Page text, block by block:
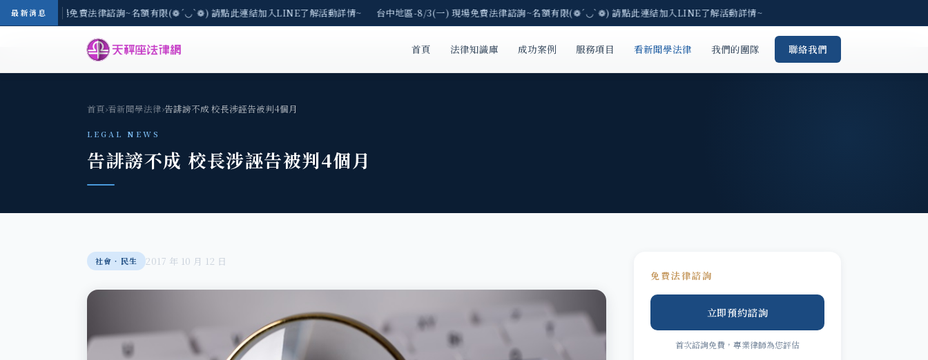
最新消息
-8/3(一) 現場免費法律諮詢~名額有限(❁´◡`❁) 請點此連結加入LINE了解活動詳情~ 台中地區-8/3(一) 現場免費法律諮詢~名額有限(❁´◡`❁) 請點此連結加入LINE了解活動詳情~
首頁 法律知識庫 成功案例 服務項目 看新聞學法律 我們的團隊 聯絡我們
首頁›看新聞學法律›告誹謗不成 校長涉誣告被判4個月
LEGAL NEWS
告誹謗不成 校長涉誣告被判4個月
社會‧民生 2017 年 10 月 12 日
免費法律諮詢
立即預約諮詢
首次諮詢免費，專業律師為您評估